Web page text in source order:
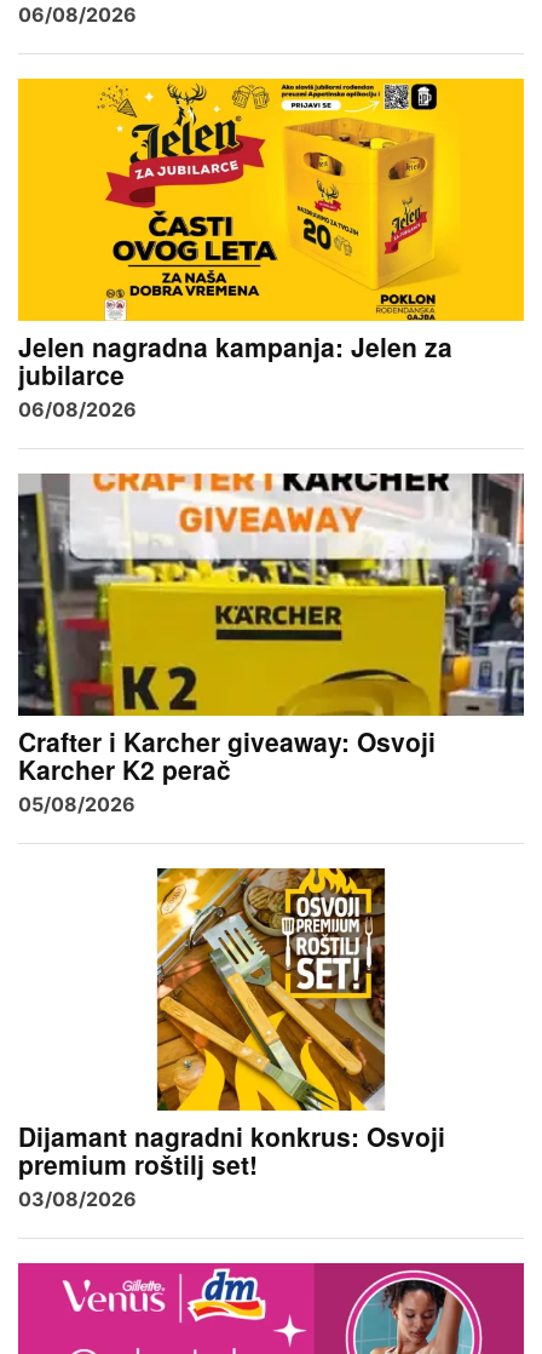
06/08/2026
Jelen nagradna kampanja: Jelen za
jubilarce
06/08/2026
Crafter i Karcher giveaway: Osvoji
Karcher K2 perač
05/08/2026
Dijamant nagradni konkrus: Osvoji
premium roštilj set!
03/08/2026